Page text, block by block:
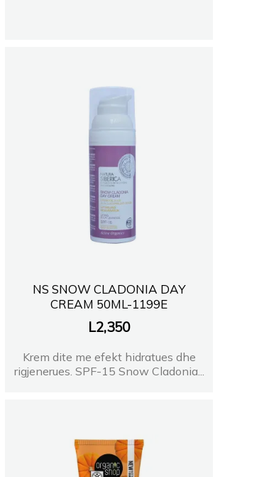
NS SNOW CLADONIA DAY
CREAM 50ML-1199E
L2,350
Krem dite me efekt hidratues dhe
rigjenerues. SPF-15 Snow Cladonia...